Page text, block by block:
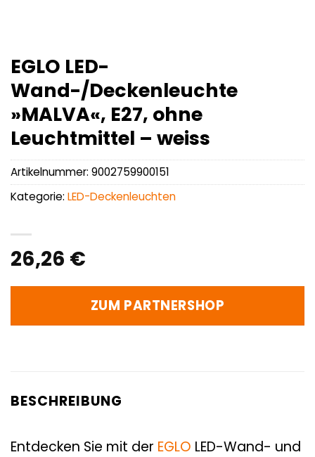
EGLO LED-
Wand-/Deckenleuchte
»MALVA«, E27, ohne
Leuchtmittel – weiss
26,26 €
ZUM PARTNERSHOP
Artikelnummer: 9002759900151
Kategorie: LED-Deckenleuchten
BESCHREIBUNG
Entdecken Sie mit der EGLO LED-Wand- und